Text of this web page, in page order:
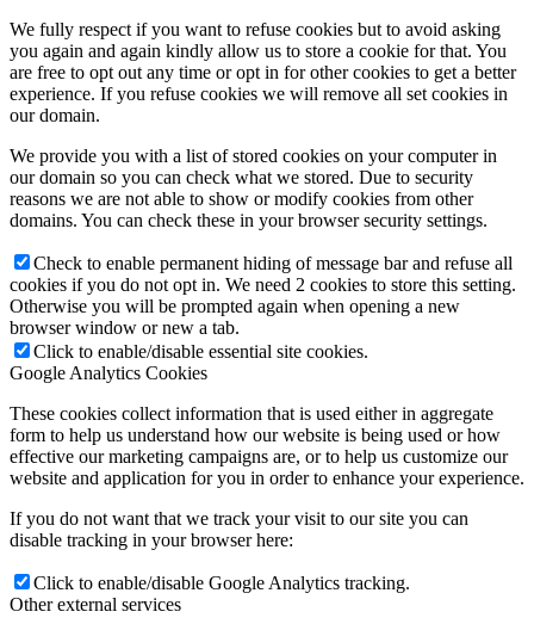
We fully respect if you want to refuse cookies but to avoid asking
you again and again kindly allow us to store a cookie for that. You
are free to opt out any time or opt in for other cookies to get a better
experience. If you refuse cookies we will remove all set cookies in
our domain.
We provide you with a list of stored cookies on your computer in
our domain so you can check what we stored. Due to security
reasons we are not able to show or modify cookies from other
domains. You can check these in your browser security settings.
Check to enable permanent hiding of message bar and refuse all
cookies if you do not opt in. We need 2 cookies to store this setting.
Otherwise you will be prompted again when opening a new
browser window or new a tab.
Click to enable/disable essential site cookies.
Google Analytics Cookies
These cookies collect information that is used either in aggregate
form to help us understand how our website is being used or how
effective our marketing campaigns are, or to help us customize our
website and application for you in order to enhance your experience.
If you do not want that we track your visit to our site you can
disable tracking in your browser here:
Click to enable/disable Google Analytics tracking.
Other external services